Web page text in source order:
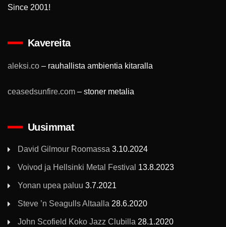
Since 2001!
Kavereita
aleksi.co – rauhallista ambientia kitaralla
ceasedsunfire.com – stoner metalia
Uusimmat
David Gilmour Roomassa 3.10.2024
Voivod ja Hellsinki Metal Festival 13.8.2023
Yonan upea paluu 3.7.2021
Steve ’n Seagulls Altaalla 28.6.2020
John Scofield Koko Jazz Clubilla 28.1.2020